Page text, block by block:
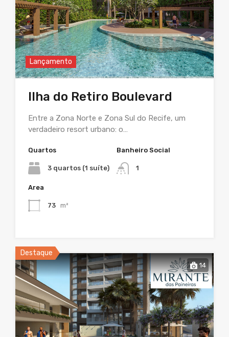
Lançamento
Ilha do Retiro Boulevard
Entre a Zona Norte e Zona Sul do Recife, um
verdadeiro resort urbano: o…
Quartos
3 quartos (1 suíte)
Banheiro Social
1
Area
73 m²
Destaque
14